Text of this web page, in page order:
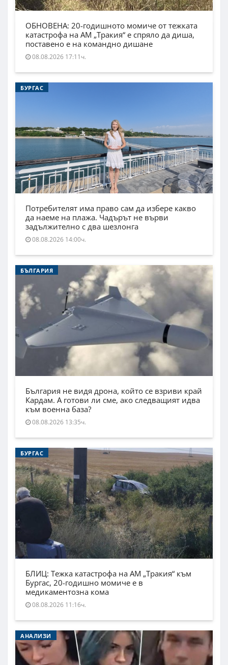
ОБНОВЕНА: 20-годишното момиче от тежката
катастрофа на АМ „Тракия“ е спряло да диша,
поставено е на командно дишане
08.08.2026 17:11ч.
БУРГАС
Потребителят има право сам да избере какво
да наеме на плажа. Чадърът не върви
задължително с два шезлонга
08.08.2026 14:00ч.
БЪЛГАРИЯ
България не видя дрона, който се взриви край
Кардам. А готови ли сме, ако следващият идва
към военна база?
08.08.2026 13:35ч.
БУРГАС
БЛИЦ: Тежка катастрофа на АМ „Тракия“ към
Бургас, 20-годишно момиче е в
медикаментозна кома
08.08.2026 11:16ч.
АНАЛИЗИ